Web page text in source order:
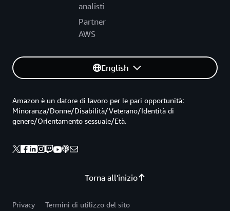
analisti
Partner
AWS
English
Torna all'inizio
Amazon è un datore di lavoro per le pari opportunità:
Minoranza/Donne/Disabilità/Veterano/Identità di
genere/Orientamento sessuale/Età.
Privacy Termini di utilizzo del sito